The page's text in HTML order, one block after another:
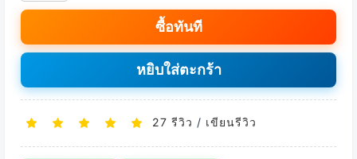
ซื้อทันที
หยิบใส่ตะกร้า
27 รีวิว / เขียนรีวิว